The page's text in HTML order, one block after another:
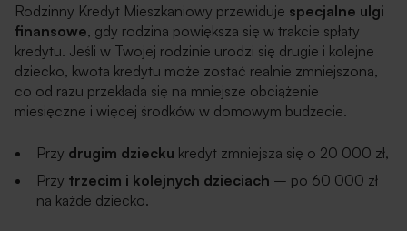
Rodzinny Kredyt Mieszkaniowy przewiduje specjalne ulgi
finansowe, gdy rodzina powiększa się w trakcie spłaty
kredytu. Jeśli w Twojej rodzinie urodzi się drugie i kolejne
dziecko, kwota kredytu może zostać realnie zmniejszona,
co od razu przekłada się na mniejsze obciążenie
miesięczne i więcej środków w domowym budżecie.
Przy drugim dziecku kredyt zmniejsza się o 20 000 zł,
Przy trzecim i kolejnych dzieciach – po 60 000 zł
na każde dziecko.